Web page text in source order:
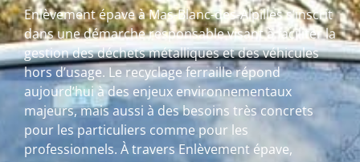
Enlèvement épave à Mas-Blanc-des-Alpilles s’inscrit
dans une démarche responsable visant à faciliter la
gestion des déchets métalliques et des véhicules
hors d’usage. Le recyclage ferraille répond
aujourd’hui à des enjeux environnementaux
majeurs, mais aussi à des besoins très concrets
pour les particuliers comme pour les
professionnels. À travers Enlèvement épave,